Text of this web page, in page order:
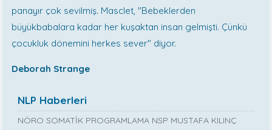
panayır çok sevilmiş. Masclet, "Bebeklerden
büyükbabalara kadar her kuşaktan insan gelmişti. Çünkü
çocukluk dönemini herkes sever" diyor.
Deborah Strange
NLP Haberleri
NÖRO SOMATİK PROGRAMLAMA NSP MUSTAFA KILINÇ